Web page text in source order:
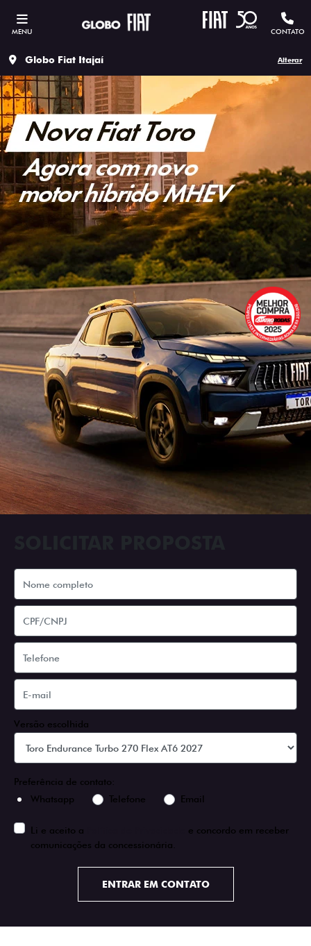
MENU CONTATO
Globo Fiat Itajaí Alterar
Versão escolhida
Preferência de contato:
Whatsapp
Telefone Email
Li e aceito a
e concordo em receber
comunicações da concessionária.
ENTRAR EM CONTATO